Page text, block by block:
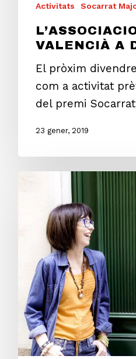
Activitats Socarrat
VALENCIÀ A
El pròxim
com a activitat
del premi
23 gener, 2019